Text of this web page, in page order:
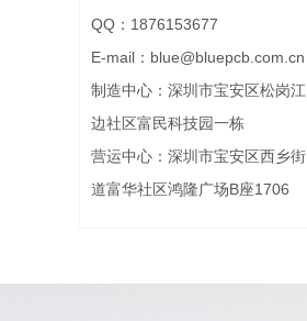
QQ：1876153677
E-mail：blue@bluepcb.com.cn
制造中心：深圳市宝安区松岗江
边社区富民科技园一栋
营运中心：深圳市宝安区西乡街
道富华社区鸿隆广场B座1706